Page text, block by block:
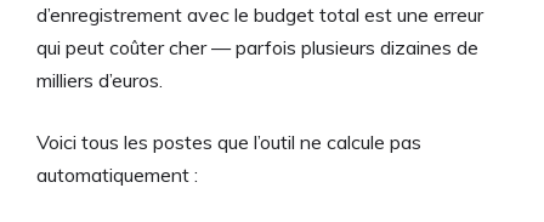
d’enregistrement avec le budget total est une erreur
qui peut coûter cher — parfois plusieurs dizaines de
milliers d’euros.
Voici tous les postes que l’outil ne calcule pas
automatiquement :